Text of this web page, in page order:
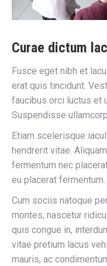
Curae dictum
Fusce eget nibh et
erat quis tincidunt.
faucibus orci luctus et
Suspendisse
Etiam scelerisque
hendrerit vitae.
fermentum nec
eu placerat fermentum.
Cum sociis natoque
montes, nascetur
quis congue in,
vitae pretium lacus
mauris, ac